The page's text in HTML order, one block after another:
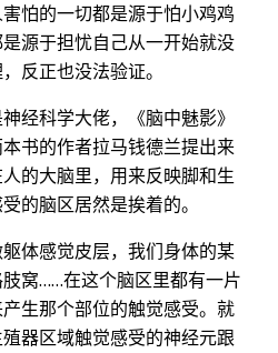
怕的一切都是源于怕小鸡鸡
源于担忧自己从一开始就没
反正也没法验证。
经科学大佬，《脑中魅影》
书的作者拉马钱德兰提出来
的大脑里，用来反映脚和生
的脑区居然是挨着的。
体感觉皮层，我们身体的某
窝……在这个脑区里都有一片
生那个部位的触觉感受。就
器区域触觉感受的神经元跟